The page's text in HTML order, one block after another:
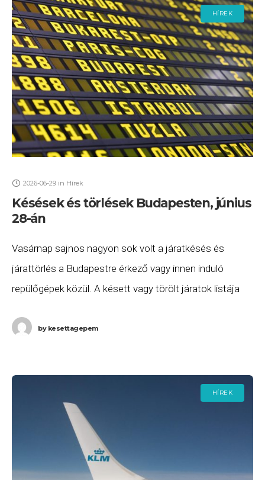
HÍREK
2026-06-29 in Hírek
Késések és törlések Budapesten, június
28-án
Vasárnap sajnos nagyon sok volt a járatkésés és
járattörlés a Budapestre érkező vagy innen induló
repülőgépek közül. A késett vagy törölt járatok listája
bykesettagepem
HÍREK